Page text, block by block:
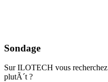
Sondage
Sur ILOTECH vous recherchez
plutÃ´t ?